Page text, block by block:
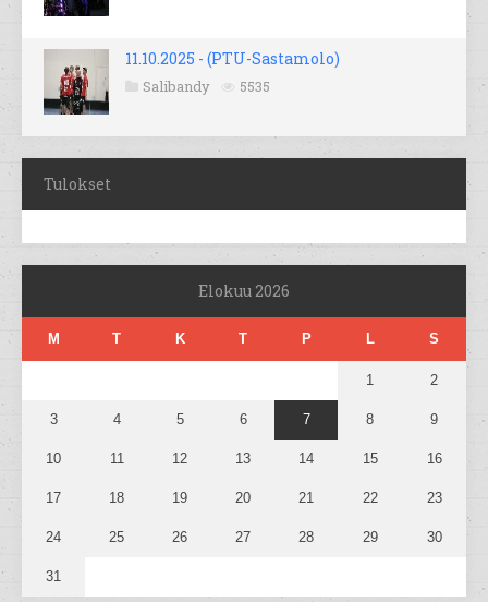
11.10.2025 - (PTU-Sastamolo)
Salibandy 5535
Tulokset
Elokuu 2026
M T K T P L S
1 2
3 4 5 6 7 8 9
10 11 12 13 14 15 16
17 18 19 20 21 22 23
24 25 26 27 28 29 30
31